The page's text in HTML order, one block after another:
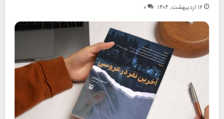
۱۶ اردیبهشت, ۱۴۰۴ ۰